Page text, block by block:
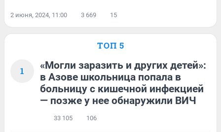
2 июня, 2024, 11:00 3 669 15
ТОП 5
1
«Могли заразить и других детей»:
в Азове школьница попала в
больницу с кишечной инфекцией
— позже у нее обнаружили ВИЧ
33 105 106